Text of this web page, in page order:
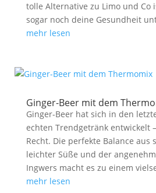
tolle Alternative zu Limo und Co
sogar noch deine Gesundheit
mehr lesen
Ginger-Beer mit dem
Ginger-Beer hat sich in den
echten Trendgetränk entwickelt
Recht. Die perfekte Balance aus
leichter Süße und der
Ingwers macht es zu einem
mehr lesen